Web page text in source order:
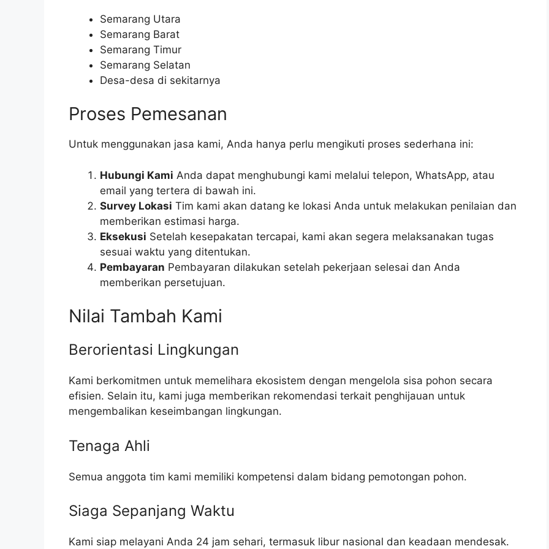
Semarang Utara
Semarang Barat
Semarang Timur
Semarang Selatan
Desa-desa di sekitarnya
Proses Pemesanan
Untuk menggunakan jasa kami, Anda hanya perlu mengikuti proses sederhana ini:
Hubungi Kami Anda dapat menghubungi kami melalui telepon, WhatsApp, atau
email yang tertera di bawah ini.
Survey Lokasi Tim kami akan datang ke lokasi Anda untuk melakukan penilaian dan
memberikan estimasi harga.
Eksekusi Setelah kesepakatan tercapai, kami akan segera melaksanakan tugas
sesuai waktu yang ditentukan.
Pembayaran Pembayaran dilakukan setelah pekerjaan selesai dan Anda
memberikan persetujuan.
Nilai Tambah Kami
Berorientasi Lingkungan
Kami berkomitmen untuk memelihara ekosistem dengan mengelola sisa pohon secara
efisien. Selain itu, kami juga memberikan rekomendasi terkait penghijauan untuk
mengembalikan keseimbangan lingkungan.
Tenaga Ahli
Semua anggota tim kami memiliki kompetensi dalam bidang pemotongan pohon.
Siaga Sepanjang Waktu
Kami siap melayani Anda 24 jam sehari, termasuk libur nasional dan keadaan mendesak.